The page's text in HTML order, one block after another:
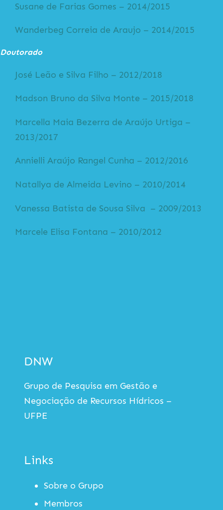
Susane de Farias Gomes – 2014/2015
Wanderbeg Correia de Araujo – 2014/2015
Doutorado
José Leão e Silva Filho – 2012/2018
Madson Bruno da Silva Monte – 2015/2018
Marcella Maia Bezerra de Araújo Urtiga –
2013/2017
Annielli Araújo Rangel Cunha – 2012/2016
Natallya de Almeida Levino – 2010/2014
Vanessa Batista de Sousa Silva – 2009/2013
Marcele Elisa Fontana – 2010/2012
DNW
Grupo de Pesquisa em Gestão e
Negociação de Recursos Hídricos –
UFPE
Links
Sobre o Grupo
Membros